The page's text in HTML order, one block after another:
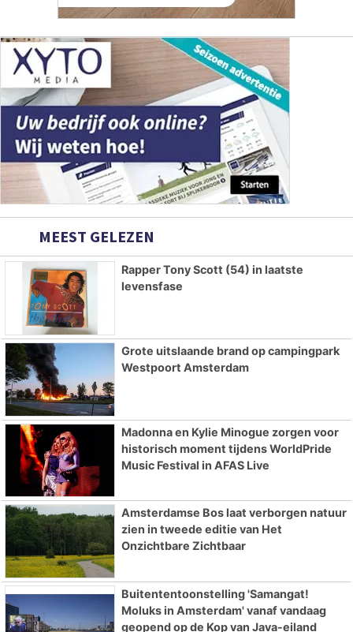
MEEST GELEZEN
Rapper Tony Scott (54) in laatste
levensfase
Grote uitslaande brand op campingpark
Westpoort Amsterdam
Madonna en Kylie Minogue zorgen voor
historisch moment tijdens WorldPride
Music Festival in AFAS Live
Amsterdamse Bos laat verborgen natuur
zien in tweede editie van Het
Onzichtbare Zichtbaar
Buitententoonstelling 'Samangat!
Moluks in Amsterdam' vanaf vandaag
geopend op de Kop van Java-eiland